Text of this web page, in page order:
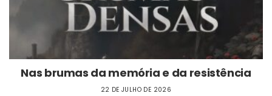
Nas brumas da memória e da resistência
22 DE JULHO DE 2026